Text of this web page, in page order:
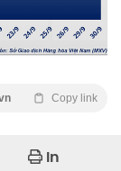
Copy link
In